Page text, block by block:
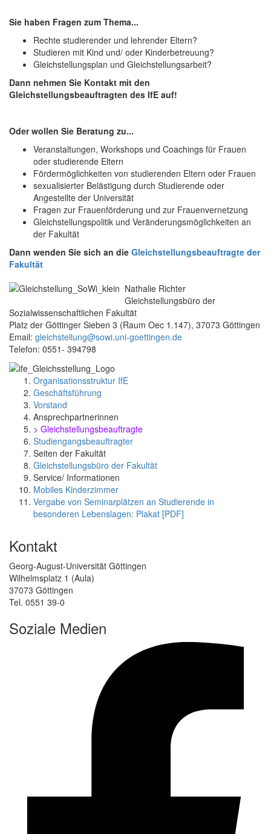
Sie haben Fragen zum Thema...
Rechte studierender und lehrender Eltern?
Studieren mit Kind und/ oder Kinderbetreuung?
Gleichstellungsplan und Gleichstellungsarbeit?
Dann nehmen Sie Kontakt mit den
Gleichstellungsbeauftragten des IfE auf!
Oder wollen Sie Beratung zu...
Veranstaltungen, Workshops und Coachings für Frauen
oder studierende Eltern
Fördermöglichkeiten von studierenden Eltern oder Frauen
sexualisierter Belästigung durch Studierende oder
Angestellte der Universität
Fragen zur Frauenförderung und zur Frauenvernetzung
Gleichstellungspolitik und Veränderungsmöglichkeiten an
der Fakultät
Dann wenden Sie sich an die Gleichstellungsbeauftragte der
Fakultät
Nathalie Richter
Gleichstellungsbüro der
Sozialwissenschaftlichen Fakultät
Platz der Göttinger Sieben 3 (Raum Oec 1.147), 37073 Göttingen
Email: gleichstellung@sowi.uni-goettingen.de
Telefon: 0551- 394798
Organisationsstruktur IfE
Geschäftsführung
Vorstand
Ansprechpartnerinnen
> Gleichstellungsbeauftragte
Studiengangsbeauftragter
Seiten der Fakultät
Gleichstellungsbüro der Fakultät
Service/ Informationen
Mobiles Kinderzimmer
Vergabe von Seminarplätzen an Studierende in
besonderen Lebenslagen: Plakat [PDF]
Kontakt
Georg-August-Universität Göttingen
Wilhelmsplatz 1 (Aula)
37073 Göttingen
Tel. 0551 39-0
Soziale Medien